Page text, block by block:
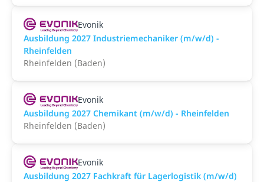
Evonik
Ausbildung 2027 Industriemechaniker (m/w/d) -
Rheinfelden
Rheinfelden (Baden)
Evonik
Ausbildung 2027 Chemikant (m/w/d) - Rheinfelden
Rheinfelden (Baden)
Evonik
Ausbildung 2027 Fachkraft für Lagerlogistik (m/w/d)